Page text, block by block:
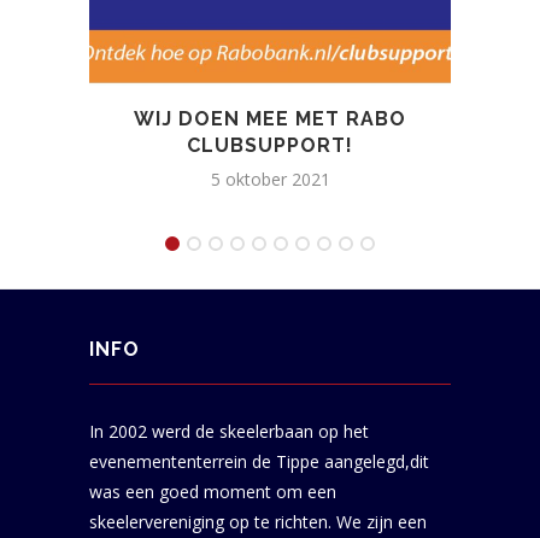
WIJ DOEN MEE MET RABO
CLUBSUPPORT!
5 oktober 2021
INFO
In 2002 werd de skeelerbaan op het
evenemententerrein de Tippe aangelegd,dit
was een goed moment om een
skeelervereniging op te richten. We zijn een